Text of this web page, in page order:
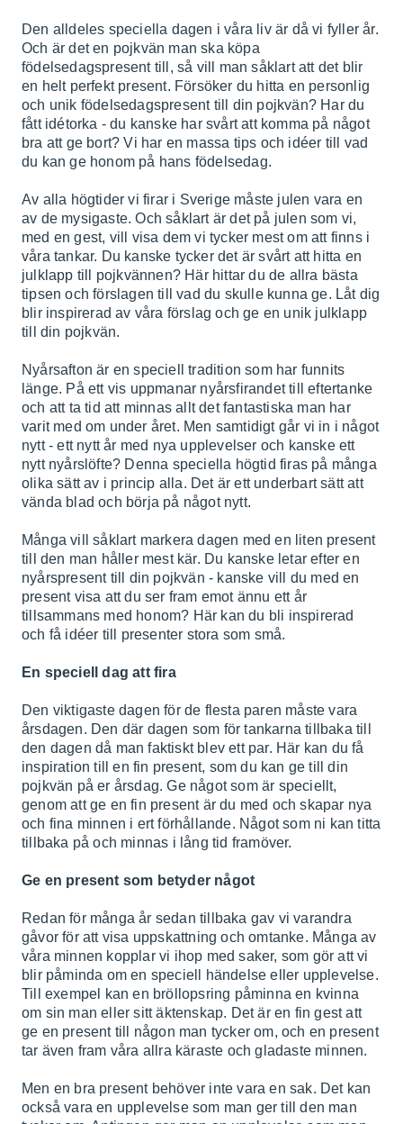
Den alldeles speciella dagen i våra liv är då vi fyller år.
Och är det en pojkvän man ska köpa
födelsedagspresent till, så vill man såklart att det blir
en helt perfekt present. Försöker du hitta en personlig
och unik födelsedagspresent till din pojkvän? Har du
fått idétorka - du kanske har svårt att komma på något
bra att ge bort? Vi har en massa tips och idéer till vad
du kan ge honom på hans födelsedag.
Av alla högtider vi firar i Sverige måste julen vara en
av de mysigaste. Och såklart är det på julen som vi,
med en gest, vill visa dem vi tycker mest om att finns i
våra tankar. Du kanske tycker det är svårt att hitta en
julklapp till pojkvännen? Här hittar du de allra bästa
tipsen och förslagen till vad du skulle kunna ge. Låt dig
blir inspirerad av våra förslag och ge en unik julklapp
till din pojkvän.
Nyårsafton är en speciell tradition som har funnits
länge. På ett vis uppmanar nyårsfirandet till eftertanke
och att ta tid att minnas allt det fantastiska man har
varit med om under året. Men samtidigt går vi in i något
nytt - ett nytt år med nya upplevelser och kanske ett
nytt nyårslöfte? Denna speciella högtid firas på många
olika sätt av i princip alla. Det är ett underbart sätt att
vända blad och börja på något nytt.
Många vill såklart markera dagen med en liten present
till den man håller mest kär. Du kanske letar efter en
nyårspresent till din pojkvän - kanske vill du med en
present visa att du ser fram emot ännu ett år
tillsammans med honom? Här kan du bli inspirerad
och få idéer till presenter stora som små.
En speciell dag att fira
Den viktigaste dagen för de flesta paren måste vara
årsdagen. Den där dagen som för tankarna tillbaka till
den dagen då man faktiskt blev ett par. Här kan du få
inspiration till en fin present, som du kan ge till din
pojkvän på er årsdag. Ge något som är speciellt,
genom att ge en fin present är du med och skapar nya
och fina minnen i ert förhållande. Något som ni kan titta
tillbaka på och minnas i lång tid framöver.
Ge en present som betyder något
Redan för många år sedan tillbaka gav vi varandra
gåvor för att visa uppskattning och omtanke. Många av
våra minnen kopplar vi ihop med saker, som gör att vi
blir påminda om en speciell händelse eller upplevelse.
Till exempel kan en bröllopsring påminna en kvinna
om sin man eller sitt äktenskap. Det är en fin gest att
ge en present till någon man tycker om, och en present
tar även fram våra allra käraste och gladaste minnen.
Men en bra present behöver inte vara en sak. Det kan
också vara en upplevelse som man ger till den man